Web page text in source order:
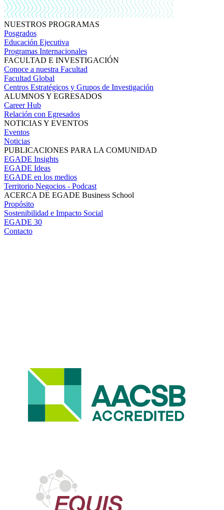
NUESTROS PROGRAMAS
Posgrados
Educación Ejecutiva
Programas Internacionales
FACULTAD E INVESTIGACIÓN
Conoce a nuestra Facultad
Facultad Global
Centros Estratégicos y Grupos de Investigación
ALUMNOS Y EGRESADOS
Career Hub
Relación con Egresados
NOTICIAS Y EVENTOS
Eventos
Noticias
PUBLICACIONES PARA LA COMUNIDAD
EGADE Insights
EGADE Ideas
EGADE en los medios
Territorio Negocios - Podcast
ACERCA DE EGADE Business School
Propósito
Sostenibilidad e Impacto Social
EGADE 30
Contacto